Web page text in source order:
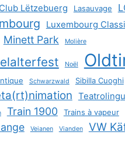
Lëtzebuerg Lasauvage
Luxembourg
Minett Park Molière
Noël
Schwarzwald Sibilla Cuoghi
Train 1900 Trains à vapeur
Veianen Vianden VW